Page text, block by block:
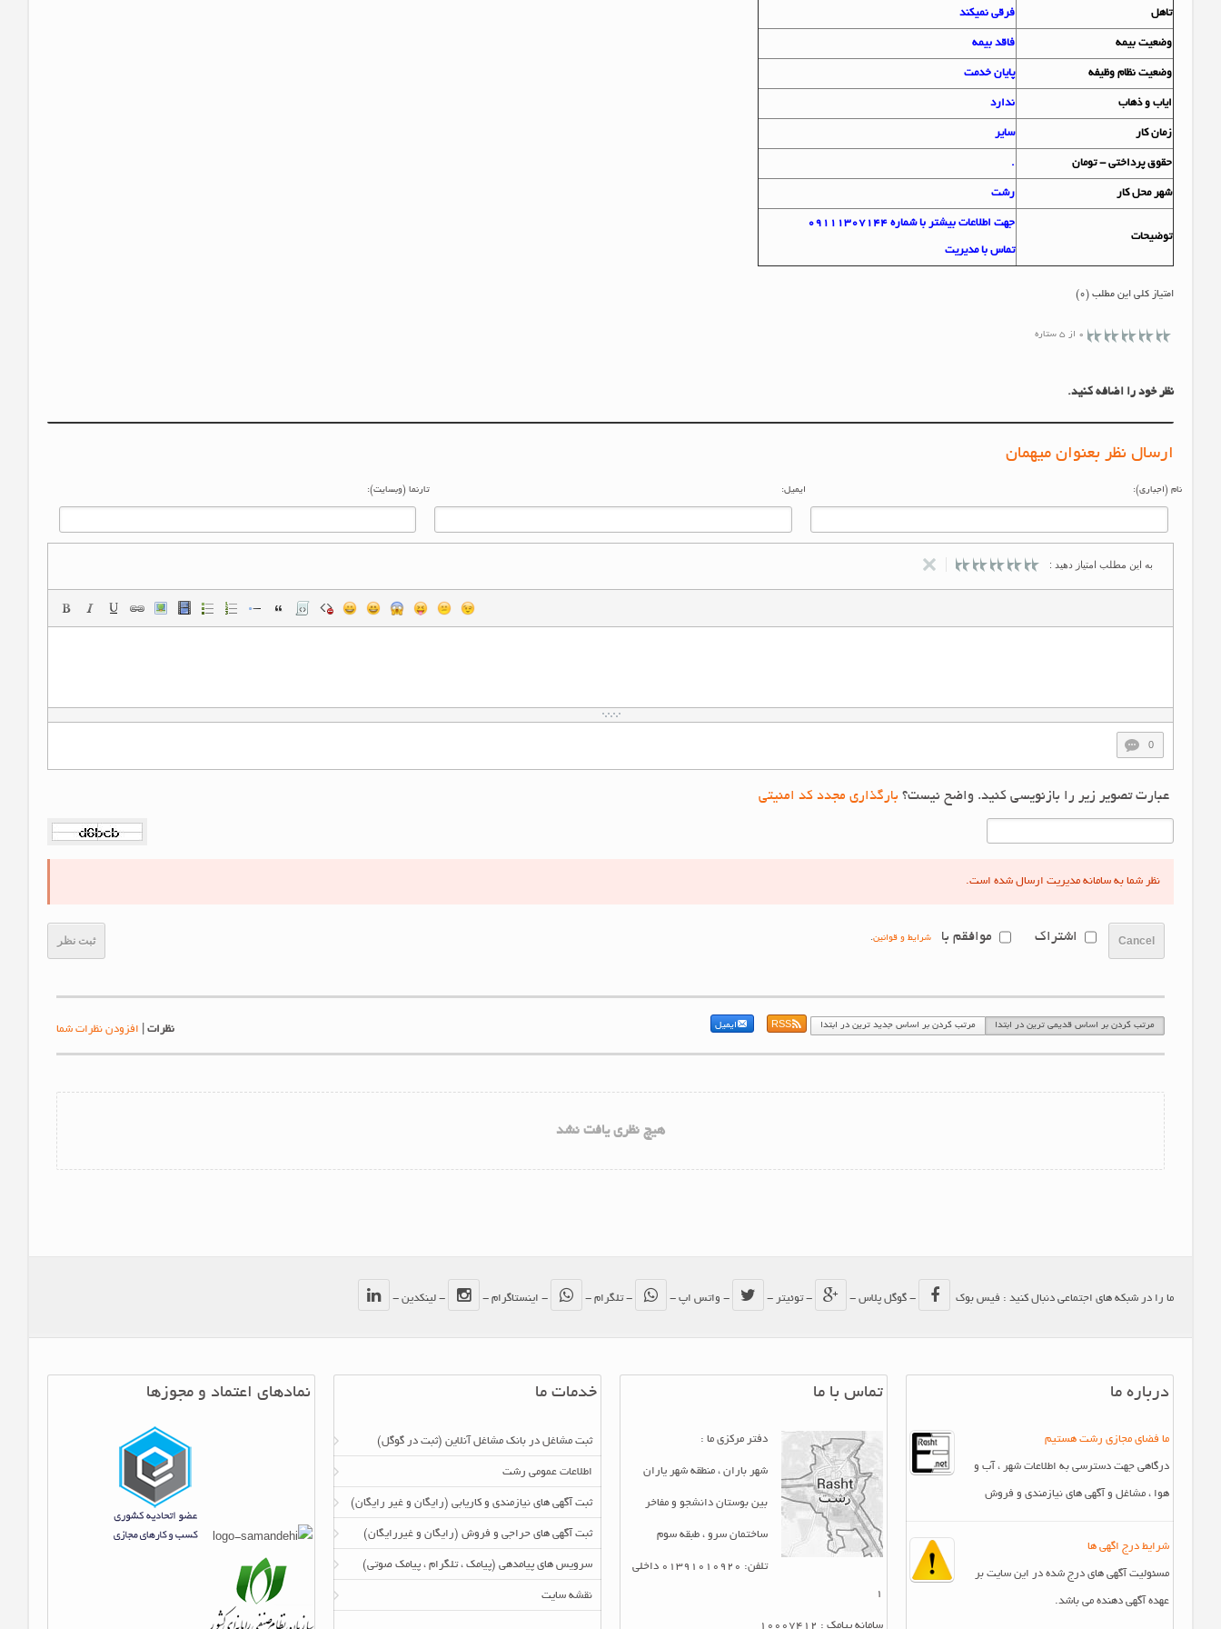
تاهل فرقی نمیکند
وضعيت بيمه فاقد بیمه
وضعيت نظام وظيفه پایان خدمت
اياب و ذهاب ندارد
زمان کار سایر
حقوق پرداختي - تومان .
شهر محل کار رشت
توضيحات
جهت اطلاعات بیشتر با شماره 09111307144
تماس با مدیریت
امتیاز کلی این مطلب (0)
0 از 5 ستاره
نظر خود را اضافه کنید.
ارسال نظر بعنوان میهمان
نام (اجباری): ایمیل: تارنما (وبسایت):
به این مطلب امتیاز دهید :
0
عبارت تصویر زیر را بازنویسی کنید. واضح نیست؟ بارگذاری مجدد کد امنیتی
نظر شما به سامانه مدیریت ارسال شده است.
ثبت نظر Cancel اشتراک موافقم با شرایط و قوانین.
نظرات افزودن نظرات شما مرتب کردن بر اساس قدیمی ترین در ابتدا مرتب کردن بر اساس جدید ترین در ابتدا ایمیل RSS
هیچ نظری یافت نشد
ما را در شبکه های اجتماعی دنبال کنید : فیس بوک - گوگل پلاس - - توئیتر - - واتس اپ - - تلگرام - - اینستاگرام - - لینکدین -
درباره ما
ما فضای مجازی رشت هستیم
درگاهی جهت دسترسی به اطلاعات شهر ، آب و
هوا ، مشاغل و آگهی های نیازمندی و فروش
شرایط درج اگهی ها
مسئولیت آگهی های درج شده در این سایت بر
عهده آگهی دهنده می باشد.
تماس با ما
دفتر مرکزی ما :
شهر باران ، منطقه شهر یاران
بین بوستان دانشجو و مفاخر
ساختمان سرو ، طبقه سوم
تلفن: 01391010920 داخلی
1
سامانه پیامک : 10007412
خدمات ما
ثبت مشاغل در بانک مشاغل آنلاین (ثبت در گوگل)
اطلاعات عمومی رشت
ثبت آگهی های نیازمندی و کاریابی (رایگان و غیر رایگان)
ثبت آگهی های حراجی و فروش (رایگان و غیررایگان)
سرویس های پیامدهی (پیامک ، تلگرام ، پیامک صوتی)
نقشه سایت
نمادهای اعتماد و مجوزها